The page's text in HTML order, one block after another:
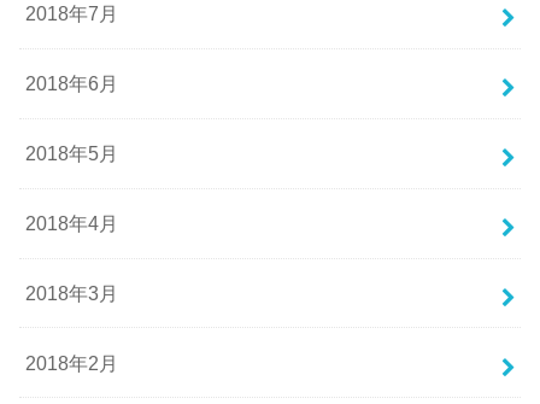
2018年7月
2018年6月
2018年5月
2018年4月
2018年3月
2018年2月